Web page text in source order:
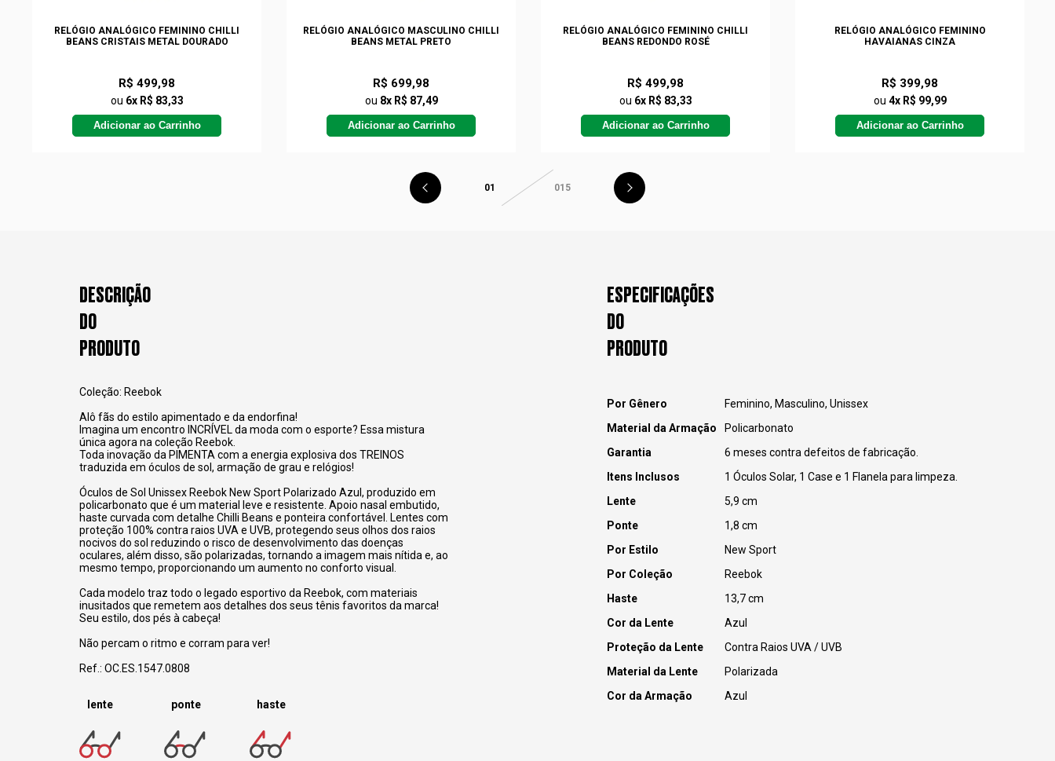
RELÓGIO ANALÓGICO FEMININO CHILLI
BEANS CRISTAIS METAL DOURADO
R$ 499,98
ou 6x R$ 83,33
Adicionar ao Carrinho
RELÓGIO ANALÓGICO MASCULINO CHILLI
BEANS METAL PRETO
R$ 699,98
ou 8x R$ 87,49
Adicionar ao Carrinho
RELÓGIO ANALÓGICO FEMININO CHILLI
BEANS REDONDO ROSÉ
R$ 499,98
ou 6x R$ 83,33
Adicionar ao Carrinho
RELÓGIO ANALÓGICO FEMININO
HAVAIANAS CINZA
R$ 399,98
ou 4x R$ 99,99
Adicionar ao Carrinho
01 015
DESCRIÇÃO
DO
PRODUTO
Coleção: Reebok
Alô fãs do estilo apimentado e da endorfina!
Imagina um encontro INCRÍVEL da moda com o esporte? Essa mistura
única agora na coleção Reebok.
Toda inovação da PIMENTA com a energia explosiva dos TREINOS
traduzida em óculos de sol, armação de grau e relógios!
Óculos de Sol Unissex Reebok New Sport Polarizado Azul, produzido em
policarbonato que é um material leve e resistente. Apoio nasal embutido,
haste curvada com detalhe Chilli Beans e ponteira confortável. Lentes com
proteção 100% contra raios UVA e UVB, protegendo seus olhos dos raios
nocivos do sol reduzindo o risco de desenvolvimento das doenças
oculares, além disso, são polarizadas, tornando a imagem mais nítida e, ao
mesmo tempo, proporcionando um aumento no conforto visual.
Cada modelo traz todo o legado esportivo da Reebok, com materiais
inusitados que remetem aos detalhes dos seus tênis favoritos da marca!
Seu estilo, dos pés à cabeça!
Não percam o ritmo e corram para ver!
Ref.: OC.ES.1547.0808
lente ponte haste
ESPECIFICAÇÕES
DO
PRODUTO
Por Gênero
Feminino, Masculino, Unissex
Material da Armação
Policarbonato
Garantia
6 meses contra defeitos de fabricação.
Itens Inclusos
1 Óculos Solar, 1 Case e 1 Flanela para limpeza.
Lente
5,9 cm
Ponte
1,8 cm
Por Estilo
New Sport
Por Coleção
Reebok
Haste
13,7 cm
Cor da Lente
Azul
Proteção da Lente
Contra Raios UVA / UVB
Material da Lente
Polarizada
Cor da Armação
Azul